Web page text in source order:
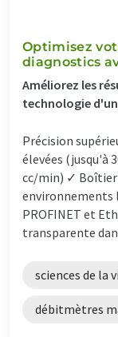
Optimisez
diagnostics
Améliorez les
technologie
Précision
élevées (jusqu'à
cc/min) ✓ Boîtier
environnements
PROFINET et
transparente
sciences de la
débitmètres